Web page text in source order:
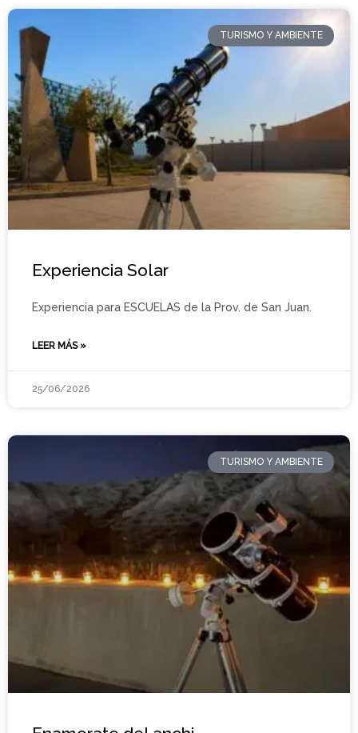
TURISMO Y AMBIENTE
Experiencia Solar
Experiencia para ESCUELAS de la Prov. de San Juan.
LEER MÁS »
25/06/2026
TURISMO Y AMBIENTE